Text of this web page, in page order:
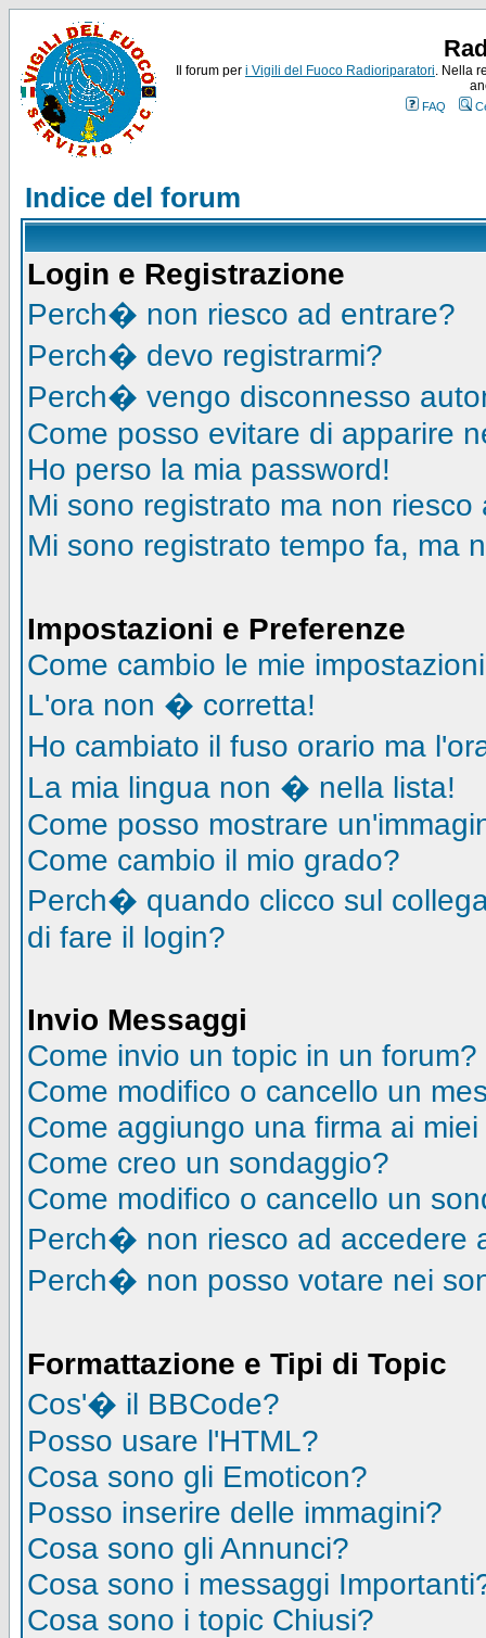
Il forum per i Vigili del Fuoco Radioriparatori. Nella
FAQ
Indice del forum
Login e Registrazione
Perch� non riesco ad entrare?
Perch� devo registrarmi?
Perch� vengo disconnesso
Come posso evitare di apparire
Ho perso la mia password!
Mi sono registrato ma non riesco
Mi sono registrato tempo fa, ma
Impostazioni e Preferenze
Come cambio le mie
L'ora non � corretta!
Ho cambiato il fuso orario ma
La mia lingua non � nella lista!
Come posso mostrare
Come cambio il mio grado?
Perch� quando clicco sul
di fare il login?
Invio Messaggi
Come invio un topic in un forum?
Come modifico o cancello un
Come aggiungo una firma ai
Come creo un sondaggio?
Come modifico o cancello un
Perch� non riesco ad accedere
Perch� non posso votare nei
Formattazione e Tipi di Topic
Cos'� il BBCode?
Posso usare l'HTML?
Cosa sono gli Emoticon?
Posso inserire delle immagini?
Cosa sono gli Annunci?
Cosa sono i messaggi
Cosa sono i topic Chiusi?